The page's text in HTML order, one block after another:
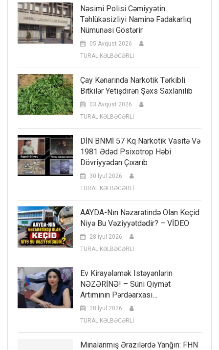
Nəsimi Polisi Cəmiyyətin
Təhlükəsizliyi Naminə Fədakarlıq
Nümunəsi Göstərir
05 Avqust 2026
TURAL KƏLBƏCƏRLİ
Çay Kənarında Narkotik Tərkibli
Bitkilər Yetişdirən Şəxs Saxlanılıb
03 Avqust 2026
TURAL KƏLBƏCƏRLİ
DİN BNMİ 57 Kq Narkotik Vasitə Və
1981 Ədəd Psixotrop Həbi
Dövriyyədən Çıxarıb
30 İyul 2026
TURAL KƏLBƏCƏRLİ
AAYDA-Nın Nəzarətində Olan Keçid
Niyə Bu Vəziyyətdədir? – VİDEO
28 İyul 2026
TURAL KƏLBƏCƏRLİ
Ev Kirayələmək Istəyənlərin
NƏZƏRİNƏ! – Süni Qiymət
Artımının Pərdəarxası…
28 İyul 2026
TURAL KƏLBƏCƏRLİ
Minalanmış Ərazilərdə Yanğın: FHN